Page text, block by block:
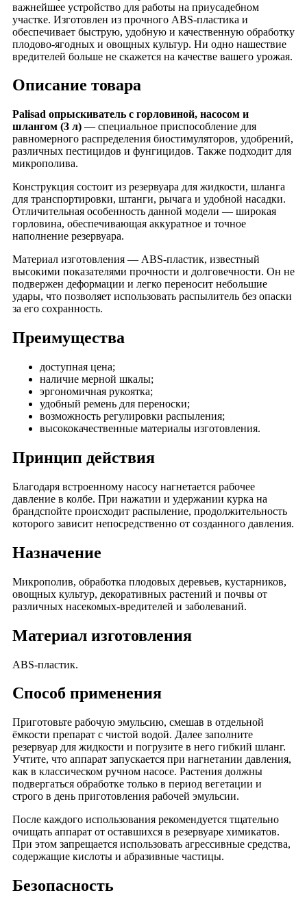
важнейшее устройство для работы на приусадебном
участке. Изготовлен из прочного ABS-пластика и
обеспечивает быструю, удобную и качественную обработку
плодово-ягодных и овощных культур. Ни одно нашествие
вредителей больше не скажется на качестве вашего урожая.
Описание товара
Palisad опрыскиватель с горловиной, насосом и
шлангом (3 л) — специальное приспособление для
равномерного распределения биостимуляторов, удобрений,
различных пестицидов и фунгицидов. Также подходит для
микрополива.
Конструкция состоит из резервуара для жидкости, шланга
для транспортировки, штанги, рычага и удобной насадки.
Отличительная особенность данной модели — широкая
горловина, обеспечивающая аккуратное и точное
наполнение резервуара.
Материал изготовления — ABS-пластик, известный
высокими показателями прочности и долговечности. Он не
подвержен деформации и легко переносит небольшие
удары, что позволяет использовать распылитель без опаски
за его сохранность.
Преимущества
доступная цена;
наличие мерной шкалы;
эргономичная рукоятка;
удобный ремень для переноски;
возможность регулировки распыления;
высококачественные материалы изготовления.
Принцип действия
Благодаря встроенному насосу нагнетается рабочее
давление в колбе. При нажатии и удержании курка на
брандспойте происходит распыление, продолжительность
которого зависит непосредственно от созданного давления.
Назначение
Микрополив, обработка плодовых деревьев, кустарников,
овощных культур, декоративных растений и почвы от
различных насекомых-вредителей и заболеваний.
Материал изготовления
ABS-пластик.
Способ применения
Приготовьте рабочую эмульсию, смешав в отдельной
ёмкости препарат с чистой водой. Далее заполните
резервуар для жидкости и погрузите в него гибкий шланг.
Учтите, что аппарат запускается при нагнетании давления,
как в классическом ручном насосе. Растения должны
подвергаться обработке только в период вегетации и
строго в день приготовления рабочей эмульсии.
После каждого использования рекомендуется тщательно
очищать аппарат от оставшихся в резервуаре химикатов.
При этом запрещается использовать агрессивные средства,
содержащие кислоты и абразивные частицы.
Безопасность